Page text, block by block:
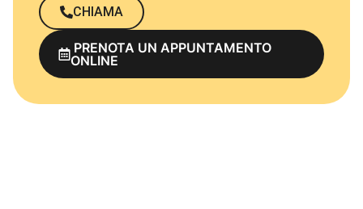
CHIAMA
PRENOTA UN APPUNTAMENTO
ONLINE